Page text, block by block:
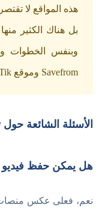
هذه المواقع لا
بل هناك الكثير
وبنفس الخطوات
Savefrom وموقع SnapTik وموقع SaveTT وغيرهم.
الأسئلة الشائعة
هل يمكن حفظ فيديو
نعم، فعلى عكس منصات